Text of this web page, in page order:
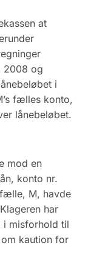
at
2008 og
i
fælles konto,
lånebeløbet.
mod en
konto nr.
M, havde
har
i misforhold til
kaution for